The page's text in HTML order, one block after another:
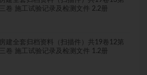
三卷 施工试验记录及检测文件 2.2册
房建全套归档资料（扫描件）共19卷12第
三卷 施工试验记录及检测文件 1.2册